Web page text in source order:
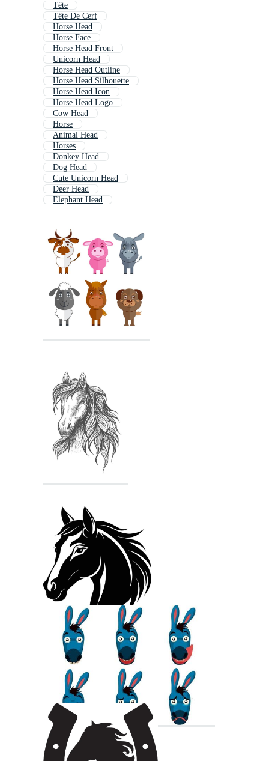
Tête
Tête De Cerf
Horse Head
Horse Face
Horse Head Front
Unicorn Head
Horse Head Outline
Horse Head Silhouette
Horse Head Icon
Horse Head Logo
Cow Head
Horse
Animal Head
Horses
Donkey Head
Dog Head
Cute Unicorn Head
Deer Head
Elephant Head